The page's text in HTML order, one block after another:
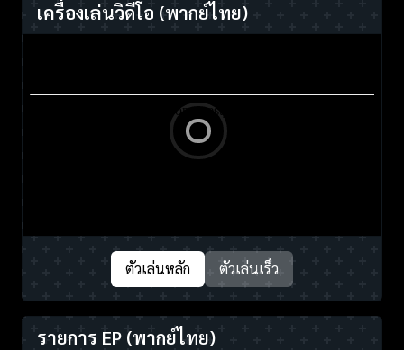
เครื่องเล่นวิดีโอ (พากย์ไทย)
ตัวเล่นหลัก ตัวเล่นเร็ว
รายการ EP (พากย์ไทย)